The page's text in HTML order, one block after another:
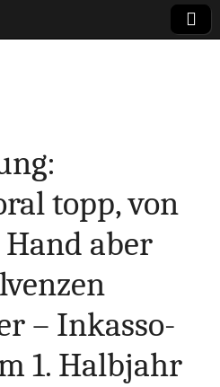
, Vertrieb-
Tipps
topp, von
aber
– Inkasso-
1. Halbjahr